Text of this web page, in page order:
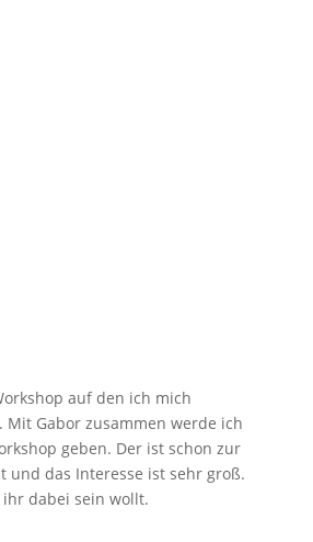
auf den ich mich
Gabor zusammen werde ich
geben. Der ist schon zur
und das Interesse ist sehr groß.
dabei sein wollt.